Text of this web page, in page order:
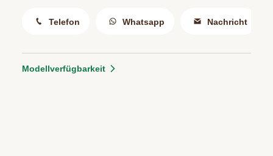
Telefon Whatsapp Nachricht
Modellverfügbarkeit